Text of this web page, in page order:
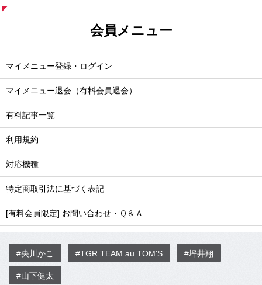
会員メニュー
マイメニュー登録・ログイン
マイメニュー退会（有料会員退会）
有料記事一覧
利用規約
対応機種
特定商取引法に基づく表記
[有料会員限定] お問い合わせ・Ｑ＆Ａ
#央川かこ #TGR TEAM au TOM'S #坪井翔
#山下健太